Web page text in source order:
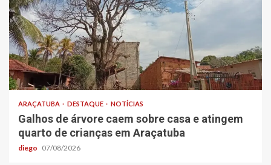
ARAÇATUBA DESTAQUE NOTÍCIAS
Galhos de árvore caem sobre casa e atingem
quarto de crianças em Araçatuba
diego 07/08/2026